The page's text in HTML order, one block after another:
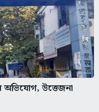
অভিযোগ, উত্তেজনা